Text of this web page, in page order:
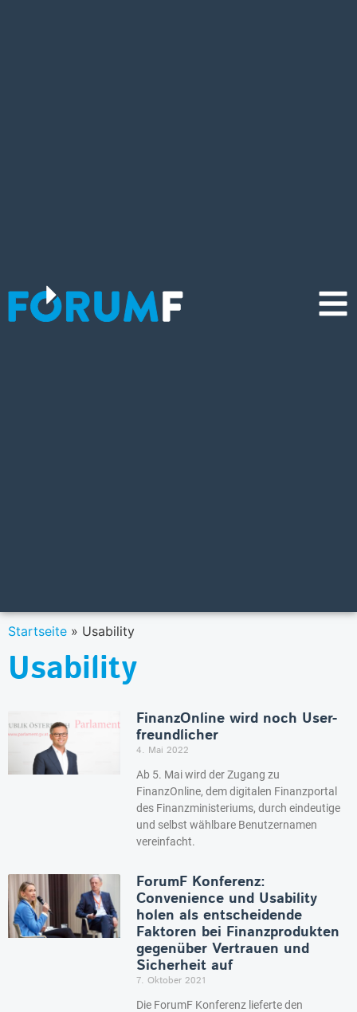
Startseite » Usability
Usability
FinanzOnline wird noch User-
freundlicher
4. Mai 2022
Ab 5. Mai wird der Zugang zu
FinanzOnline, dem digitalen Finanzportal
des Finanzministeriums, durch eindeutige
und selbst wählbare Benutzernamen
vereinfacht.
ForumF Konferenz:
Convenience und Usability
holen als entscheidende
Faktoren bei Finanzprodukten
gegenüber Vertrauen und
Sicherheit auf
7. Oktober 2021
Die ForumF Konferenz lieferte den